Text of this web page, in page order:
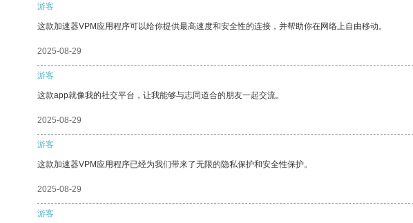
游客
这款加速器VPM应用程序可以给你提供最高速度和安全性的连接，并帮助你在网络上自由移动。
2025-08-29
游客
这款app就像我的社交平台，让我能够与志同道合的朋友一起交流。
2025-08-29
游客
这款加速器VPM应用程序已经为我们带来了无限的隐私保护和安全性保护。
2025-08-29
游客